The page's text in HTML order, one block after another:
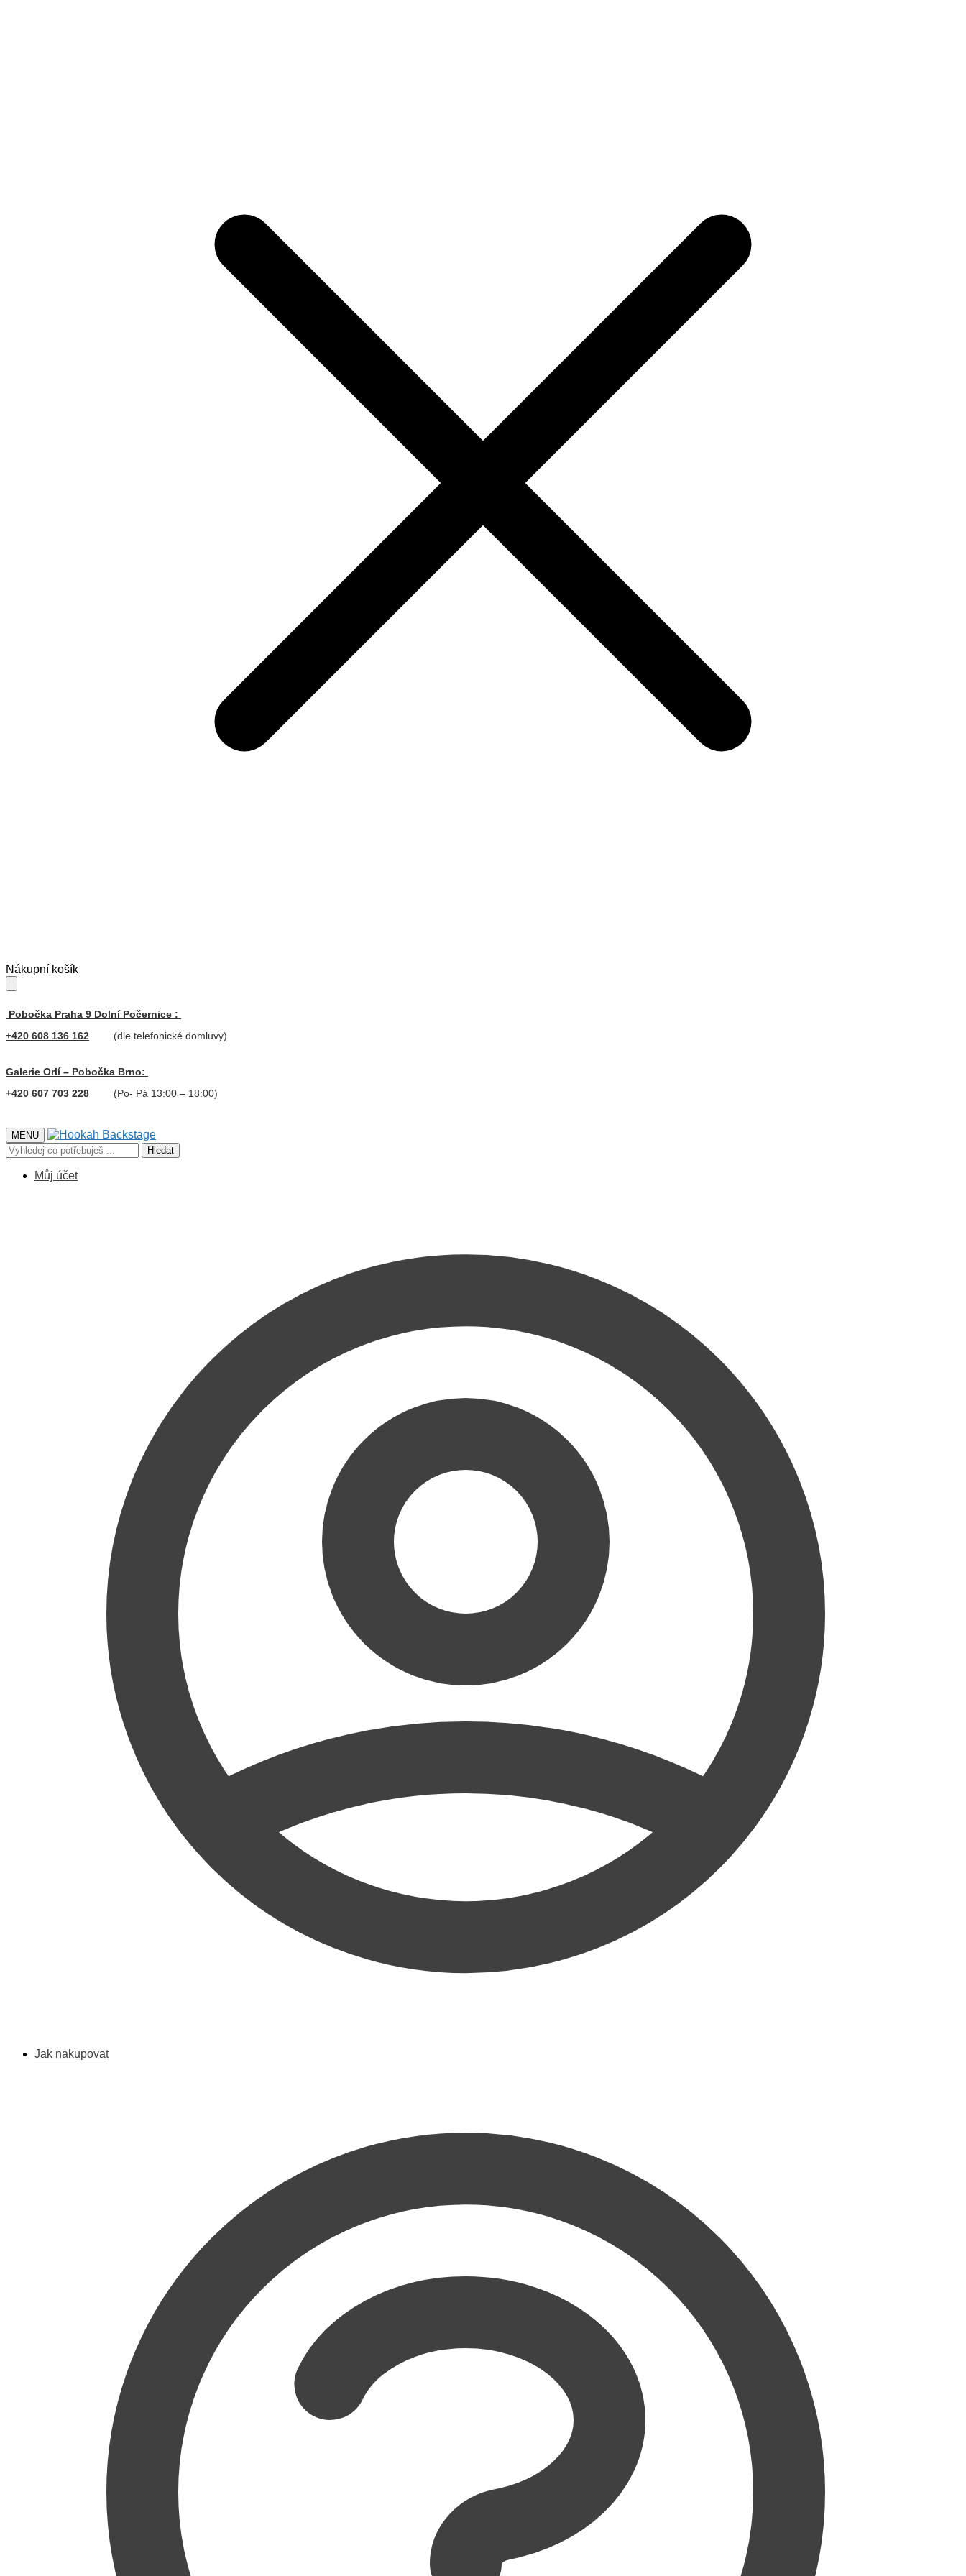
Skip
to
navigation
Skip
to
content
Nákupní košík
Pobočka Praha 9 Dolní Počernice :
+420 608 136 162
(dle telefonické domluvy)
Galerie Orlí – Pobočka Brno:
+420 607 703 228
(Po- Pá 13:00 – 18:00)
MENU
Hledat: Hledat
Můj účet
Jak nakupovat